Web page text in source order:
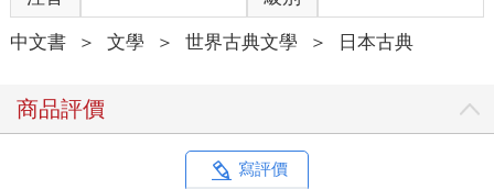
中文書 ＞ 文學 ＞ 世界古典文學 ＞ 日本古典
商品評價
寫評價